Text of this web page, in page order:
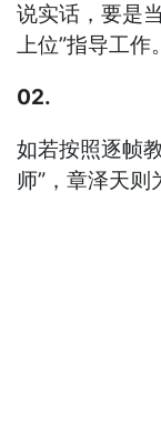
说实话，要是
上位”指导工作。
02.
如若按照逐帧
师”，章泽天则